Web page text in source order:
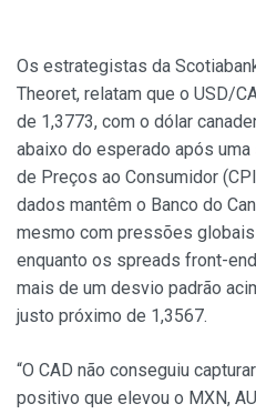
Os estrategistas da
Theoret, relatam que o USD/
de 1,3773, com o dólar
abaixo do esperado após
de Preços ao Consumidor
dados mantêm o Banco do
mesmo com pressões
enquanto os spreads front-
mais de um desvio padrão
justo próximo de 1,3567.
“O CAD não conseguiu
positivo que elevou o MXN,